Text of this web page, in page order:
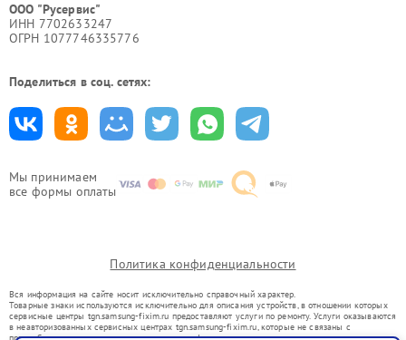
Мы принимаем
все формы оплаты
ООО "Русервис"
ИНН 7702633247
ОГРН 1077746335776
Поделиться в соц. сетях:
Политика конфиденциальности
Вся информация на сайте носит исключительно справочный характер.
Товарные знаки используются исключительно для описания устройств, в отношении которых
сервисные центры tgn.samsung-fixim.ru предоставляют услуги по ремонту. Услуги оказываются
в неавторизованных сервисных центрах tgn.samsung-fixim.ru, которые не связаны с